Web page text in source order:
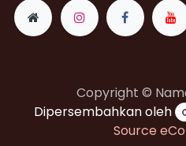
Copyright ©
Dipersembahkan oleh
Source